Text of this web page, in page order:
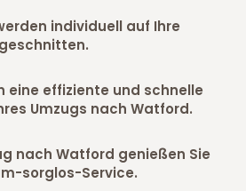
individuell auf Ihre
eine effiziente und schnelle
Umzugs nach Watford.
nach Watford genießen Sie
sorglos-Service.